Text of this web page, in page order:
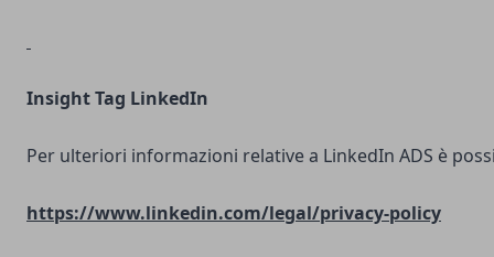
Insight Tag LinkedIn
Per ulteriori informazioni relative a LinkedIn ADS è
https://www.linkedin.com/legal/privacy-policy